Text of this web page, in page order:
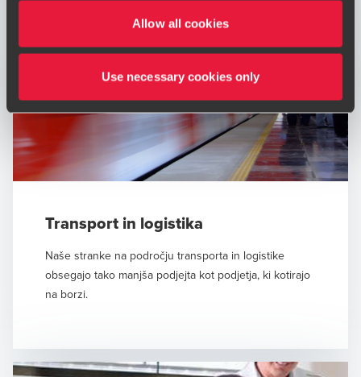
Allow all cookies
Use necessary cookies only
Transport in logistika
Naše stranke na področju transporta in logistike
obsegajo tako manjša podjejta kot podjetja, ki kotirajo
na borzi.